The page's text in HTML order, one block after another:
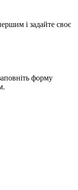
і задайте своє
форму